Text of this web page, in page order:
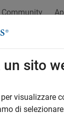
Community
Ordina per
un sito
visualizzare
di